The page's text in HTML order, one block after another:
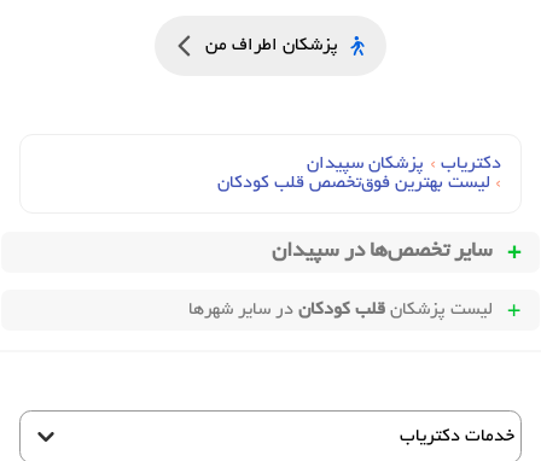
پزشکان اطراف من
دکتریاب › پزشکان سپیدان
› لیست بهترین فوق‌تخصص قلب کودکان
سایر تخصص‌ها در سپیدان
لیست پزشکان قلب کودکان در سایر شهرها
خدمات دکتریاب